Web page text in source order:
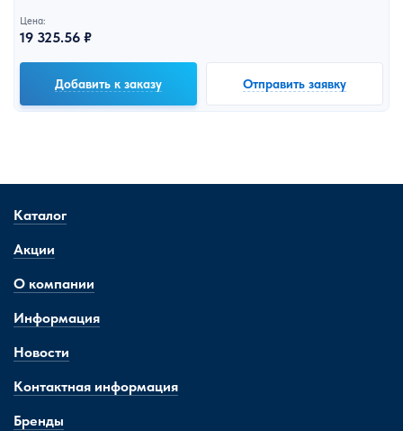
Цена:
19 325.56 ₽
Добавить к заказу Отправить заявку
Каталог
Акции
О компании
Информация
Новости
Контактная информация
Бренды